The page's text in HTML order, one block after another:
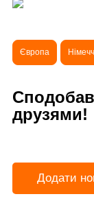
Європа
друзями!
Додати